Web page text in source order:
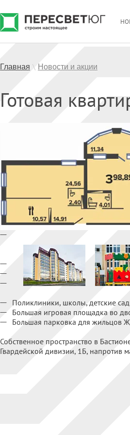
Главная \ Новости и акции
Готовая
Поликлиники, школы, детские
Большая игровая площадка во
Большая парковка для жильцов
Собственное пространство в
Гвардейской дивизии, 1Б, напротив